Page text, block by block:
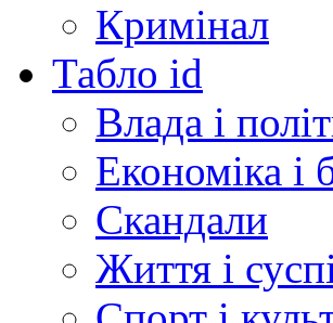
Кримінал
Табло id
Влада і
Економіка і
Скандали
Життя і